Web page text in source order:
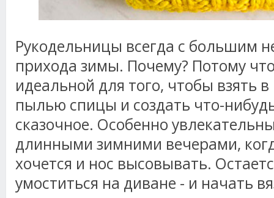
Рукодельницы всегда с большим
прихода зимы. Почему? Потому
идеальной для того, чтобы взять
пылью спицы и создать что-
сказочное. Особенно
длинными зимними вечерами,
хочется и нос высовывать.
умоститься на диване - и начать